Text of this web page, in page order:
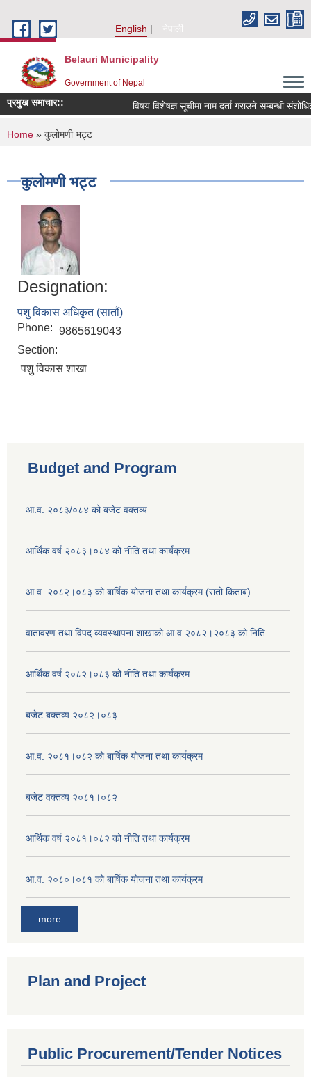
English
नेपाली
Belauri Municipality
Government of Nepal
प्रमुख समाचार:: विषय विशेषज्ञ सूचीमा नाम दर्ता गराउने सम्बन्धी संशोधित
You are here
Home » कुलोमणी भट्ट
कुलोमणी भट्ट
Designation:
पशु विकास अधिकृत (सातौं)
Phone: 9865619043
Section:
पशु विकास शाखा
Budget and Program
आ.व. २०८३/०८४ को बजेट वक्तव्य
आर्थिक वर्ष २०८३।०८४ को नीति तथा कार्यक्रम
आ.व. २०८२।०८३ को बार्षिक योजना तथा कार्यक्रम (रातो किताब)
वातावरण तथा विपद् व्यवस्थापना शाखाको आ.व २०८२।२०८३ को निति
आर्थिक वर्ष २०८२।०८३ को नीति तथा कार्यक्रम
बजेट बक्तव्य २०८२।०८३
आ.व. २०८१।०८२ को बार्षिक योजना तथा कार्यक्रम
बजेट वक्तव्य २०८१।०८२
आर्थिक वर्ष २०८१।०८२ को नीति तथा कार्यक्रम
आ.व. २०८०।०८१ को बार्षिक योजना तथा कार्यक्रम
more
Plan and Project
Public Procurement/Tender Notices